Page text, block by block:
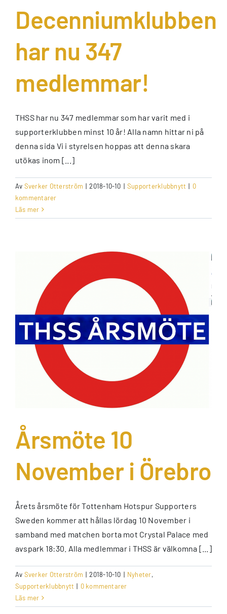
Decenniumklubben
har nu 347
medlemmar!
THSS har nu 347 medlemmar som har varit med i
supporterklubben minst 10 år! Alla namn hittar ni på
denna sida Vi i styrelsen hoppas att denna skara
utökas inom [...]
Av Sverker Otterström | 2018-10-10 | Supporterklubbnytt | 0
kommentarer
Läs mer
Årsmöte 10
November i Örebro
Årets årsmöte för Tottenham Hotspur Supporters
Sweden kommer att hållas lördag 10 November i
samband med matchen borta mot Crystal Palace med
avspark 18:30. Alla medlemmar i THSS är välkomna [...]
Av Sverker Otterström | 2018-10-10 | Nyheter,
Supporterklubbnytt | 0 kommentarer
Läs mer